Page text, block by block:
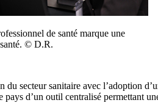
de santé marque une
© D.R.
secteur sanitaire avec l’adoption
d’un outil centralisé permettant